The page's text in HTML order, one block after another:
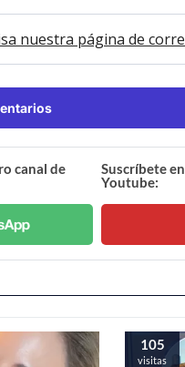
nuestra página de
canal de
Suscríbete
Youtube:
105
visitas